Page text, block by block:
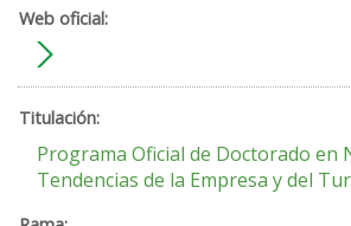
Programa Oficial de Doctorado en
Tendencias de la Empresa y del